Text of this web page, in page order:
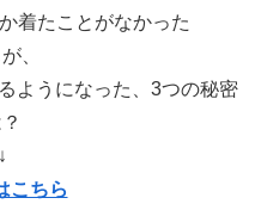
着たことがなかった
、
ようになった、3つの秘密
こちら